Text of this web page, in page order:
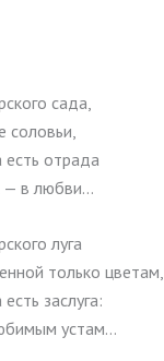
сада,
соловьи,
есть отрада
— в любви…
луга
только цветам,
заслуга:
устам…